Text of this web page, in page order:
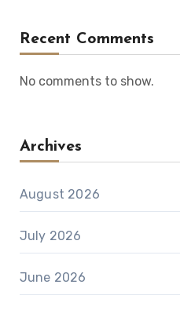
Recent Comments
No comments to show.
Archives
August 2026
July 2026
June 2026